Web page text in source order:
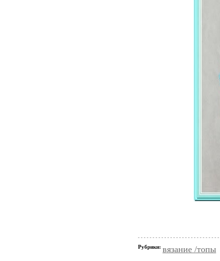
Рубрики: вязание /топы